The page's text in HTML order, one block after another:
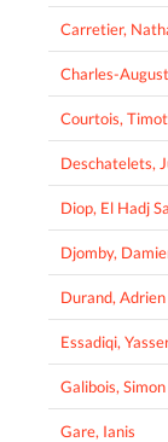
Carretier,
Charles-
Courtois,
Deschatelets,
Diop, El Hadj
Djomby,
Durand, Adrien
Essadiqi,
Galibois, Simon
Gare, Ianis